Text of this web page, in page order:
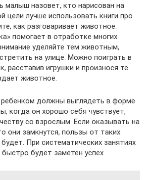
малыш назовет, кто нарисован на
цели лучше использовать книги про
как разговаривает животное.
помогает в отработке многих
уделяйте тем животным,
на улице. Можно поиграть в
расставив игрушки и произнося те
животное.
должны выглядеть в форме
когда он хорошо себя чувствует,
со взрослым. Если оказывать на
они замкнутся, пользы от таких
При систематических занятиях
будет заметен успех.